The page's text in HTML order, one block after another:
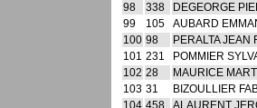
98
338
DEGEORGE
99
105
AUBARD
100 98
PERALTA JEAN
101 231
POMMIER
102 28
MAURICE
103 31
BIZOULLIER
104 458
ALAURENT